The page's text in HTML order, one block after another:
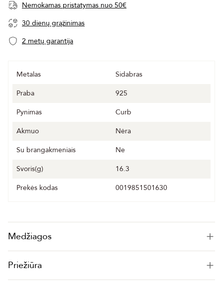
Nemokamas pristatymas nuo 50€
30 dienų grąžinimas
2 metų garantija
Metalas
Sidabras
Praba
925
Pynimas
Curb
Akmuo
Nėra
Su brangakmeniais
Ne
Svoris(g)
16.3
Prekės kodas
0019851501630
Medžiagos
Priežiūra